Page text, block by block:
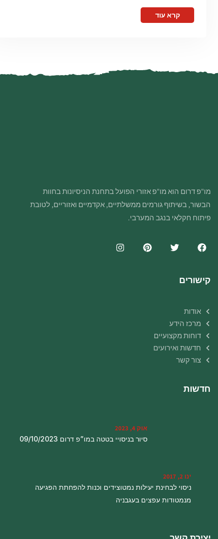
קרא עוד
מו"פ דרום הוא מו"פ אזורי הפועל בתחנת הניסיונות בחוות
הבשור, בשיתוף גורמים ממשלתיים, אקדמיים ואזוריים, לטובת
פיתוח חקלאי בנגב המערבי.
קישורים
אודות
מרכז הידע
דוחות מקצועיים
חדשות ואירועים
צור קשר
חדשות
אוק 4, 2023
סיור בניסויי בטטה במו”פ דרום 09/10/2023
ינו 2, 2017
ניסוי לבחינת יעילות נמטוצידים וכנות להפחתת הפגיעה
מנמטודות עפצים בעגבניה